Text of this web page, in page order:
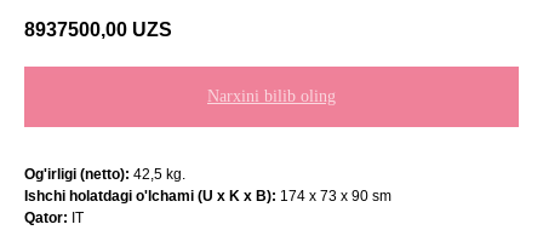
8937500,00 UZS
Narxini bilib oling
Og'irligi (netto): 42,5 kg.
Ishchi holatdagi o'lchami (U x K x B): 174 х 73 х 90 sm
Qator: IT